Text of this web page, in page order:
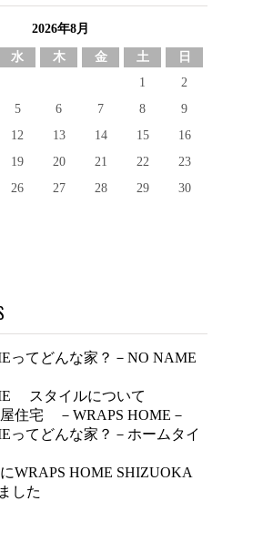
2026年8月
水 木 金 土 日
1
2
5 6 7 8
9
12 13 14 15
16
19 20 21 22
23
26 27 28 29
30
ってどんな家？－NO NAME
スタイルについて
住宅 －WRAPS HOME－
ってどんな家？－ホームタイ
WRAPS HOME SHIZUOKA
した